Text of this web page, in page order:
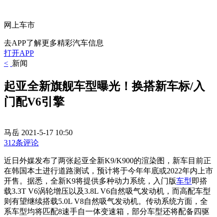
网上车市
去APP了解更多精彩汽车信息
打开APP
< 新闻
起亚全新旗舰车型曝光！换搭新车标/入
门配V6引擎
马岳 2021-5-17 10:50
312条评论
近日外媒发布了两张起亚全新K9/K900的渲染图，新车目前正
在韩国本土进行道路测试，预计将于今年年底或2022年内上市
开售。据悉，全新K9将提供多种动力系统，入门版车型即搭
载3.3T V6涡轮增压以及3.8L V6自然吸气发动机，而高配车型
则有望继续搭载5.0L V8自然吸气发动机。传动系统方面，全
系车型均将匹配8速手自一体变速箱，部分车型还将配备四驱